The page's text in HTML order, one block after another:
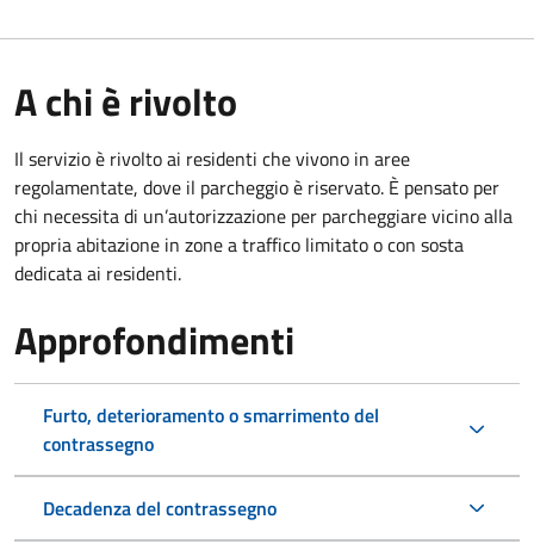
A chi è rivolto
Il servizio è rivolto ai residenti che vivono in aree
regolamentate, dove il parcheggio è riservato. È pensato per
chi necessita di un’autorizzazione per parcheggiare vicino alla
propria abitazione in zone a traffico limitato o con sosta
dedicata ai residenti.
Approfondimenti
Furto, deterioramento o smarrimento del
contrassegno
Decadenza del contrassegno